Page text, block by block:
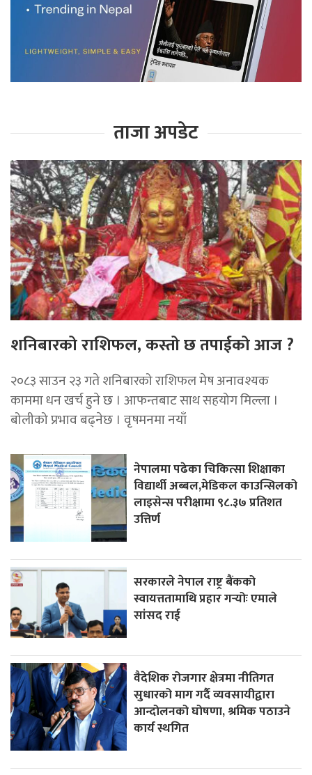
ताजा अपडेट
शनिबारको राशिफल, कस्तो छ तपाईको आज ?
२०८३ साउन २३ गते शनिबारको राशिफल मेष अनावश्यक
काममा धन खर्च हुने छ । आफन्तबाट साथ सहयोग मिल्ला ।
बोलीको प्रभाव बढ्नेछ । वृषमनमा नयाँ
नेपालमा पढेका चिकित्सा शिक्षाका
विद्यार्थी अब्बल,मेडिकल काउन्सिलको
लाइसेन्स परीक्षामा ९८.३७ प्रतिशत
उत्तिर्ण
सरकारले नेपाल राष्ट्र बैंकको
स्वायत्ततामाथि प्रहार गर्‍योः एमाले
सांसद राई
वैदेशिक रोजगार क्षेत्रमा नीतिगत
सुधारको माग गर्दै व्यवसायीद्वारा
आन्दोलनको घोषणा, श्रमिक पठाउने
कार्य स्थगित